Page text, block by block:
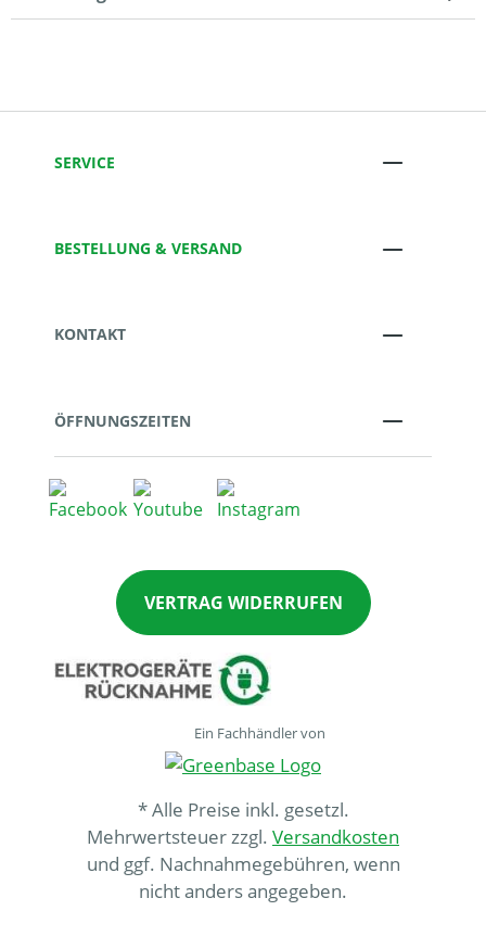
SERVICE
BESTELLUNG & VERSAND
KONTAKT
ÖFFNUNGSZEITEN
VERTRAG WIDERRUFEN
Ein Fachhändler von
* Alle Preise inkl. gesetzl.
Mehrwertsteuer zzgl. Versandkosten
und ggf. Nachnahmegebühren, wenn
nicht anders angegeben.